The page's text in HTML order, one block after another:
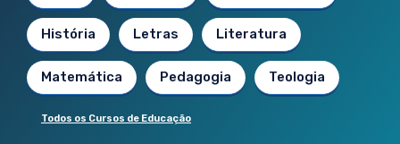
História Letras Literatura
Matemática Pedagogia Teologia
Todos os Cursos de Educação